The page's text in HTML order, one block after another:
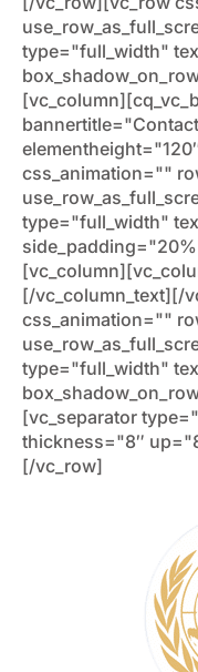
type="full_width"
css_animation=""
type="full_width"
[/vc_column_text][/
css_animation=""
type="full_width"
[vc_separator
thickness="8″
[/vc_row]